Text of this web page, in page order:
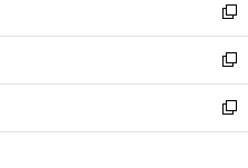
く
で
開
く
ド
ウ
で
開
く
ィ
ン
ド
ウ
で
開
い
ウ
ィ
ン
ド
ウ
新
し
い
ウ
ィ
ン
新
し
い
ウ
新
し